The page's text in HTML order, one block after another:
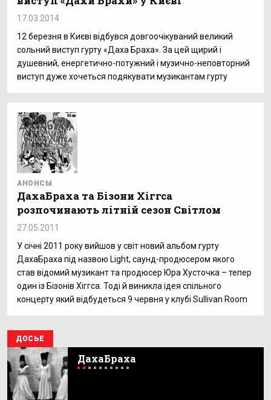
17.03.2014
12 березня в Києві відбувся довгоочікуваний великий
сольний виступ гурту «Даха Браха». За цей щирий і
душевний, енергетично-потужний і музично-неповторний
виступ дуже хочеться подякувати музикантам гурту
АНОНСЫ
ДахаБраха та Бізони Хіггса
розпочинають літній сезон Світлом
27.05.2011
У січні 2011 року вийшов у світ новий альбом гурту
ДахаБраха під назвою Light, саунд-продюсером якого
став відомий музикант та продюсер Юра Хусточка – тепер
один із Бізонів Хіггса. Тоді й виникла ідея спільного
концерту який відбудеться 9 червня у клубі Sullivan Room
ДОСЬЕ
ДахаБраха